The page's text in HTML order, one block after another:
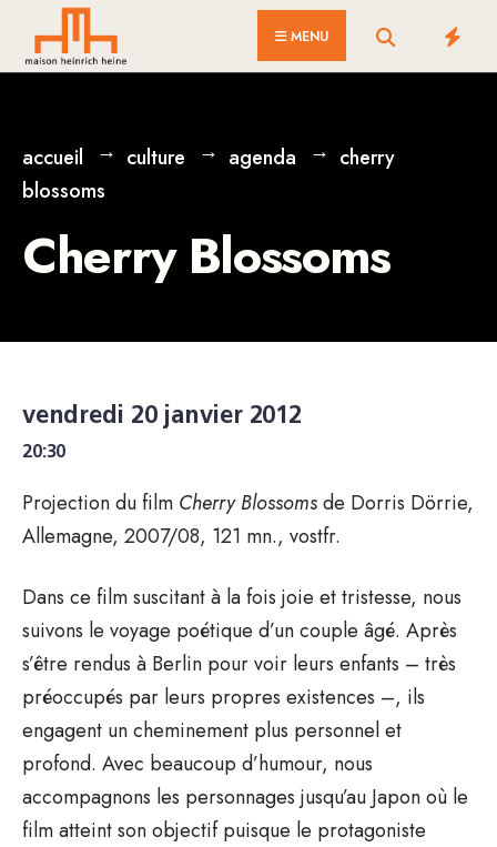
MENU
accueil culture agenda
cherry
blossoms
Cherry Blossoms
vendredi 20 janvier 2012
20:30
Projection du film Cherry Blossomsde Dorris Dörrie,
Allemagne, 2007/08, 121 mn., vostfr.
Dans ce film suscitant à la fois joie et tristesse, nous
suivons le voyage poétique d’un couple âgé. Après
s’être rendus à Berlin pour voir leurs enfants – très
préoccupés par leurs propres existences –, ils
engagent un cheminement plus personnel et
profond. Avec beaucoup d’humour, nous
accompagnons les personnages jusqu’au Japon où le
film atteint son objectif puisque le protagoniste